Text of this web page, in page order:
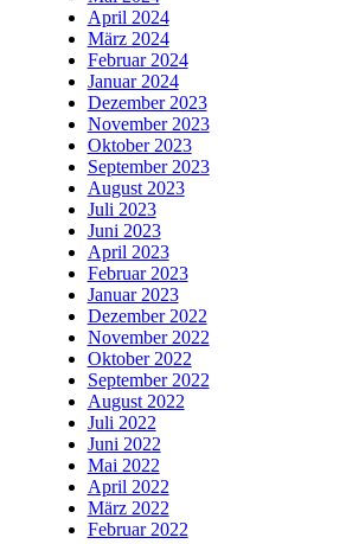
April 2024
März 2024
Februar 2024
Januar 2024
Dezember 2023
November 2023
Oktober 2023
September 2023
August 2023
Juli 2023
Juni 2023
April 2023
Februar 2023
Januar 2023
Dezember 2022
November 2022
Oktober 2022
September 2022
August 2022
Juli 2022
Juni 2022
Mai 2022
April 2022
März 2022
Februar 2022